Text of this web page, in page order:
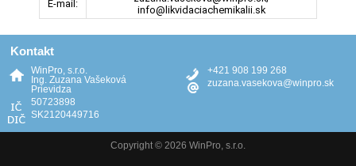
E-mail:
info@likvidaciachemikalii.sk
Kontakt
WinPro, s.r.o.
Ing. Zuzana Vašeková
Prievidza
50723898
SK2120449716
+421 908 199 268
zuzana.vasekova@winpro.sk
Copyright © 2026 WinPro, s.r.o.